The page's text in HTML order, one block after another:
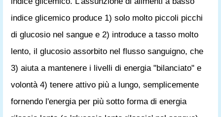
indice glicemico produce 1) solo molto piccoli picchi
di glucosio nel sangue e 2) introduce a tasso molto
lento, il glucosio assorbito nel flusso sanguigno, che
3) aiuta a mantenere i livelli di energia "bilanciato" e
volontà 4) tenere attivo più a lungo, semplicemente
fornendo l'energia per più sotto forma di energia